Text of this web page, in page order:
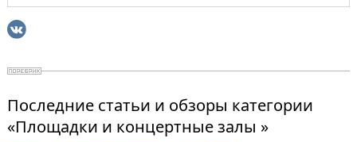
Последние статьи и обзоры категории
«Площадки и концертные залы »